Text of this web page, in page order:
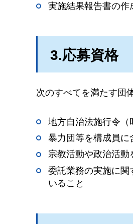
実施結果報告書の作
3.応募資格
次のすべてを満たす団
地方自治法施行令（
暴力団等を構成員に
宗教活動や政治活動
委託業務の実施に関
いること